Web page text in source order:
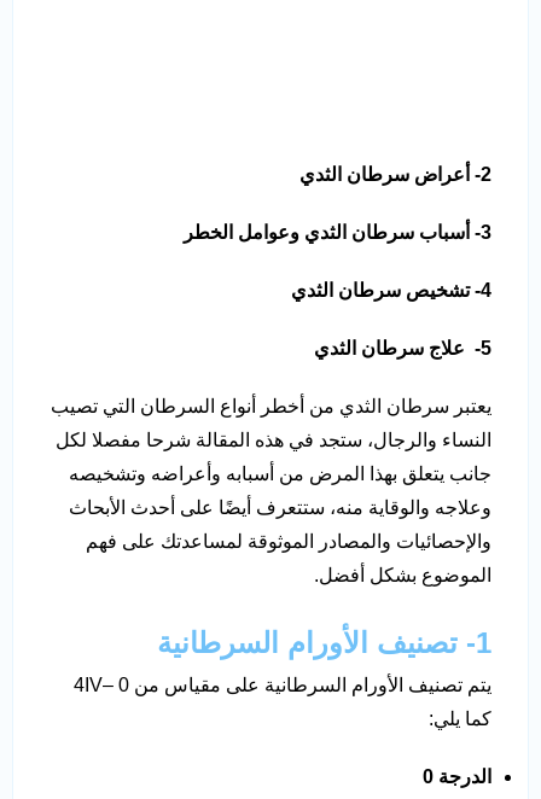
2- أعراض سرطان الثدي
3- أسباب سرطان الثدي وعوامل الخطر
4- تشخيص سرطان الثدي
5- علاج سرطان الثدي
يعتبر سرطان الثدي من أخطر أنواع السرطان التي تصيب
النساء والرجال، ستجد في هذه المقالة شرحا مفصلا لكل
جانب يتعلق بهذا المرض من أسبابه وأعراضه وتشخيصه
وعلاجه والوقاية منه، ستتعرف أيضًا على أحدث الأبحاث
والإحصائيات والمصادر الموثوقة لمساعدتك على فهم
الموضوع بشكل أفضل.
1- تصنيف الأورام السرطانية
يتم تصنيف الأورام السرطانية على مقياس من 0 –4IV
كما يلي:
الدرجة 0